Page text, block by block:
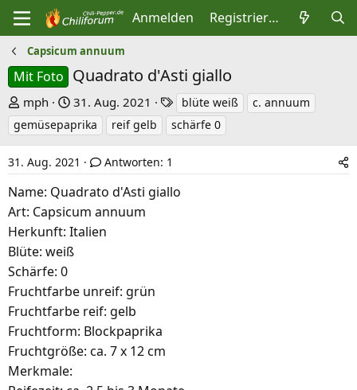
Anmelden Registrieren
Capsicum annuum
Mit Foto Quadrato d'Asti giallo
E
r
s
e
l
l
e
r
mph
E
r
s
t
e
l
l
t
a
31. Aug. 2021
c
h
a
g
blüte weiß
c. annuum
gemüsepaprika
reif gelb schärfe 0
31. Aug. 2021 Antworten: 1
Name: Quadrato d'Asti giallo
Art: Capsicum annuum
Herkunft: Italien
Blüte: weiß
Schärfe: 0
Fruchtfarbe unreif: grün
Fruchtfarbe reif: gelb
Fruchtform: Blockpaprika
Fruchtgröße: ca. 7 x 12 cm
Merkmale: